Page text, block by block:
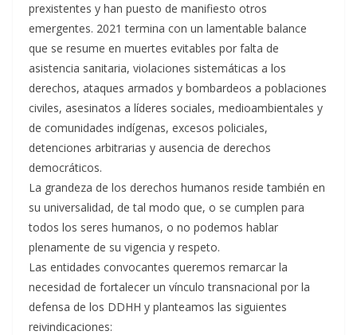
prexistentes y han puesto de manifiesto otros
emergentes. 2021 termina con un lamentable balance
que se resume en muertes evitables por falta de
asistencia sanitaria, violaciones sistemáticas a los
derechos, ataques armados y bombardeos a poblaciones
civiles, asesinatos a líderes sociales, medioambientales y
de comunidades indígenas, excesos policiales,
detenciones arbitrarias y ausencia de derechos
democráticos.
La grandeza de los derechos humanos reside también en
su universalidad, de tal modo que, o se cumplen para
todos los seres humanos, o no podemos hablar
plenamente de su vigencia y respeto.
Las entidades convocantes queremos remarcar la
necesidad de fortalecer un vínculo transnacional por la
defensa de los DDHH y planteamos las siguientes
reivindicaciones: